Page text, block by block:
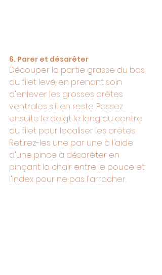
6. Parer et désarêter
Découper la partie grasse du bas
du filet levé, en prenant soin
d'enlever les grosses arêtes
ventrales s'il en reste. Passez
ensuite le doigt le long du centre
du filet pour localiser les arêtes.
Retirez-les une par une à l'aide
d'une pince à désarêter en
pinçant la chair entre le pouce et
l'index pour ne pas l'arracher.